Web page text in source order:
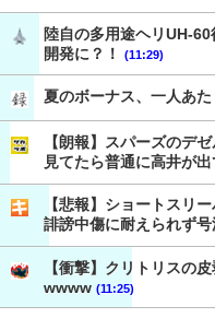
陸自の多用途ヘリUH-
開発に？！
(11:29)
夏のボーナス、一人あ
【朗報】スパーズのデ
見てたら普通に高井が
【悲報】ショートスリ
誹謗中傷に耐えられず号
【衝撃】クリトリスの
wwww (11:25)